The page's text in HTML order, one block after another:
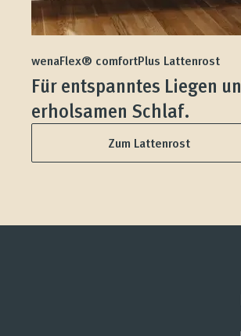
wenaFlex® comfortPlus Lattenrost
Für entspanntes Liegen
erholsamen Schlaf.
Zum Lattenrost